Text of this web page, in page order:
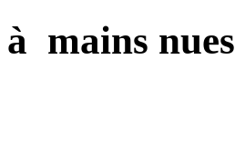
à mains nues